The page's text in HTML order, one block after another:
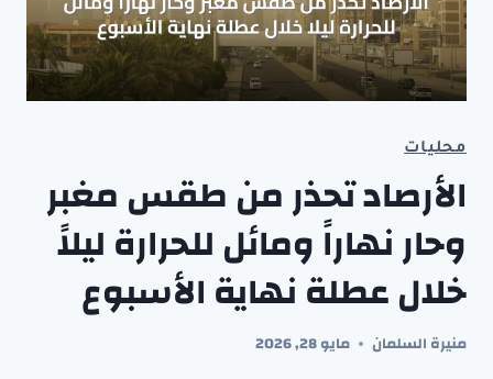
محليات
الأرصاد تحذر من طقس مغبر
وحار نهاراً ومائل للحرارة ليلاً
خلال عطلة نهاية الأسبوع
منيرة السلمان مايو 28, 2026